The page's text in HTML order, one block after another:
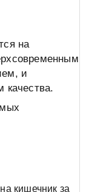
на
и
качества.
кишечник за